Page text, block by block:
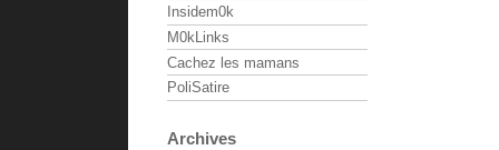
Insidem0k
M0kLinks
Cachez les mamans
PoliSatire
Archives